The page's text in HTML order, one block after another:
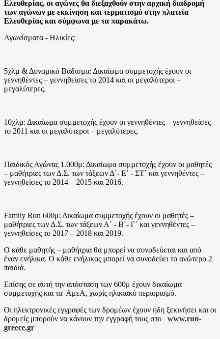
Ελευθερίας, οι αγώνες θα διεξαχθούν στην αρχική διαδρομή
των αγώνων με εκκίνηση και τερματισμό στην πλατεία
Ελευθερίας και σύμφωνα με τα παρακάτω.
Αγωνίσματα - Ηλικίες:
5χλμ & Δυναμικό Βάδισμα: Δικαίωμα συμμετοχής έχουν οι
γεννηθέντες – γεννηθείσες το 2014 και οι μεγαλύτεροι –
μεγαλύτερες.
10χλμ: Δικαίωμα συμμετοχής έχουν οι γεννηθέντες – γεννηθείσες
το 2011 και οι μεγαλύτεροι – μεγαλύτερες.
Παιδικός Αγώνας 1.000μ: Δικαίωμα συμμετοχής έχουν οι μαθητές
– μαθήτριες των Δ.Σ. των τάξεων Δ΄- Ε΄ - ΣΤ΄ και γεννηθέντες –
γεννηθείσες το 2014 – 2015 και 2016.
Family Run 600μ: Δικαίωμα συμμετοχής έχουν οι μαθητές –
μαθήτριες των Δ.Σ. των τάξεων Α΄ - Β΄- Γ΄ και γεννηθέντες –
γεννηθείσες το 2017 – 2018 και 2019.
Ο κάθε μαθητής – μαθήτρια θα μπορεί να συνοδεύεται και από
έναν ενήλικα. Ο κάθε ενήλικας μπορεί να συνοδεύει το ανώτερο 2
παιδιά.
Επίσης σε αυτή την απόσταση των 600μ έχουν δικαίωμα
συμμετοχής και τα ΑμεΑ, χωρίς ηλικιακό περιορισμό.
Οι ηλεκτρονικές εγγραφές των δρομέων έχουν ήδη ξεκινήσει και οι
δρομείς μπορούν να κάνουν την εγγραφή τους στο
www.run-
greece.gr